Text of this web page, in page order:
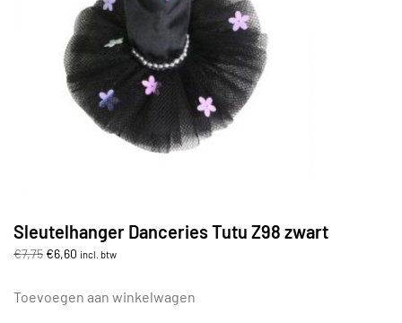
Sleutelhanger Danceries Tutu Z98 zwart
€7,75 Oorspronkelijke
€7,75.
€6,60 Huidige
incl. btw
Toevoegen aan winkelwagen